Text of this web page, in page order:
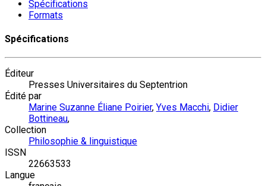
Spécifications
Formats
Spécifications
Éditeur
Presses Universitaires du Septentrion
Édité par
Marine Suzanne Éliane Poirier, Yves Macchi, Didier
Bottineau,
Collection
Philosophie & linguistique
ISSN
22663533
Langue